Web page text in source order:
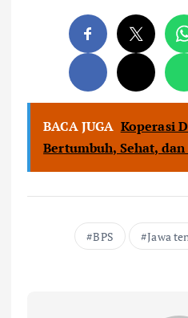
BACA JUGA Koperasi
Bertumbuh, Sehat,
BPS Jawa